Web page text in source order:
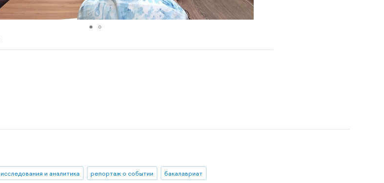
исследования и аналитика репортаж о событии бакалавриат